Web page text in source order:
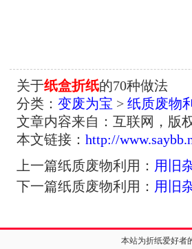
关于纸盒折纸的70种做法
分类： 变废为宝 > 纸质废物
文章内容来自：互联网，版
本文链接： http://
上一篇纸质废物利用： 用旧
下一篇纸质废物利用： 用旧
本站为折纸爱好者